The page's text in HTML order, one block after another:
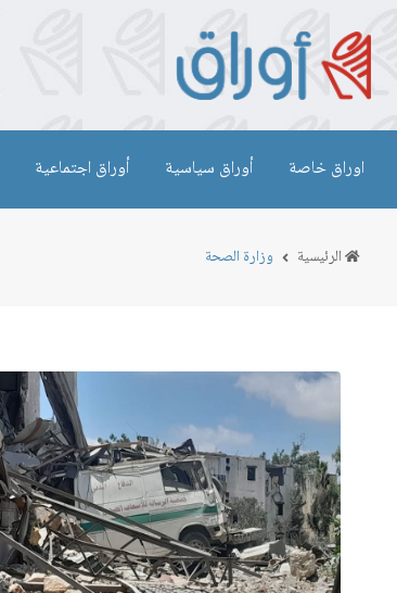
اوراق خاصة أوراق سياسية أوراق اجتماعية
الرئيسية وزارة الصحة